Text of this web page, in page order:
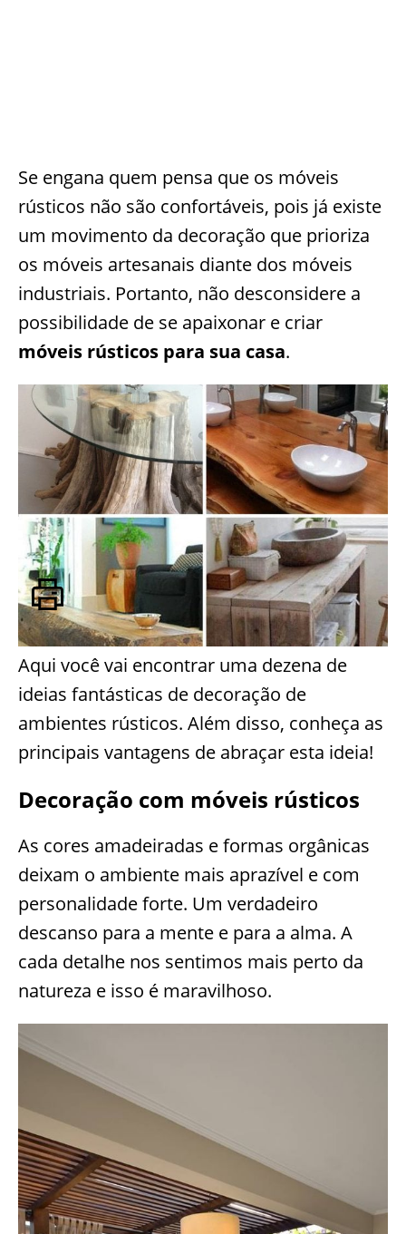
Se engana quem pensa que os móveis
rústicos não são confortáveis, pois já existe
um movimento da decoração que prioriza
os móveis artesanais diante dos móveis
industriais. Portanto, não desconsidere a
possibilidade de se apaixonar e criar
móveis rústicos para sua casa.
Aqui você vai encontrar uma dezena de
ideias fantásticas de decoração de
ambientes rústicos. Além disso, conheça as
principais vantagens de abraçar esta ideia!
Decoração com móveis rústicos
As cores amadeiradas e formas orgânicas
deixam o ambiente mais aprazível e com
personalidade forte. Um verdadeiro
descanso para a mente e para a alma. A
cada detalhe nos sentimos mais perto da
natureza e isso é maravilhoso.